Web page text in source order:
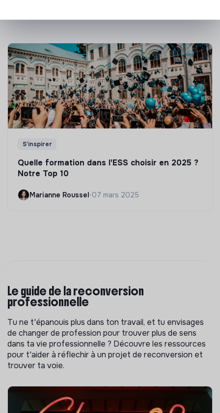
S'inspirer
Quelle formation dans l'ESS choisir en 2025 ?
Notre Top 10
Marianne Roussel•07 mars 2025
Le guide de la reconversion
professionnelle
Tu ne t'épanouis plus dans ton travail, et tu envisages
de changer de profession pour trouver plus de sens
dans ta vie professionnelle ? Découvre les ressources
pour t'aider à réflechir à un projet de reconversion et
trouver ta voie.